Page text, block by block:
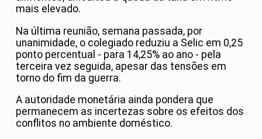
mais elevado.
Na última reunião, semana passada, por
unanimidade, o colegiado reduziu a Selic em 0,25
ponto percentual - para 14,25% ao ano - pela
terceira vez seguida, apesar das tensões em
torno do fim da guerra.
A autoridade monetária ainda pondera que
permanecem as incertezas sobre os efeitos dos
conflitos no ambiente doméstico.